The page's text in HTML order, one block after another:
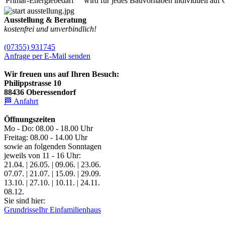
Ausstellung & Beratung
kostenfrei und unverbindlich!
(07355) 931745
Anfrage per E-Mail senden
Wir freuen uns auf Ihren Besuch:
Philippstrasse 10
88436 Oberessendorf
🏁 Anfahrt
Öffnungszeiten
Mo - Do: 08.00 - 18.00 Uhr
Freitag: 08.00 - 14.00 Uhr
sowie an folgenden Sonntagen
jeweils von 11 - 16 Uhr:
21.04. | 26.05. | 09.06. | 23.06.
07.07. | 21.07. | 15.09. | 29.09.
13.10. | 27.10. | 10.11. | 24.11.
08.12.
Sie sind hier:
GrundrisseIhr Einfamilienhaus